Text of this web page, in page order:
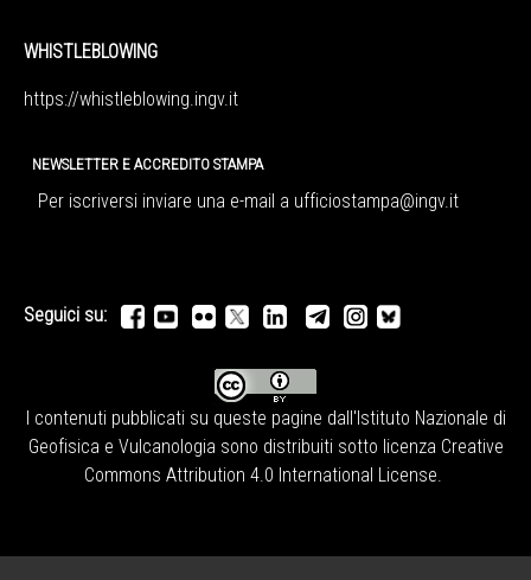
WHISTLEBLOWING
https://whistleblowing.ingv. it
NEWSLETTER E ACCREDITO STAMPA
Per iscriversi inviare una e-mail a ufficiostampa@ingv.it
Seguici su:
I contenuti pubblicati su queste pagine dall'Istituto Nazionale di
Geofisica e Vulcanologia sono distribuiti sotto licenza Creative
Commons Attribution 4.0 International License